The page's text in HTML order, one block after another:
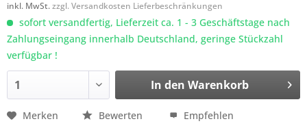
inkl. MwSt.zzgl. Versandkosten Lieferbeschränkungen
sofort versandfertig, Lieferzeit ca. 1 - 3 Geschäftstage nach
Zahlungseingang innerhalb Deutschland, geringe Stückzahl
verfügbar !
In den Warenkorb
Merken Bewerten Empfehlen